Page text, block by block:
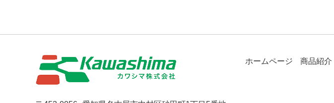
ホームページ 商品紹介